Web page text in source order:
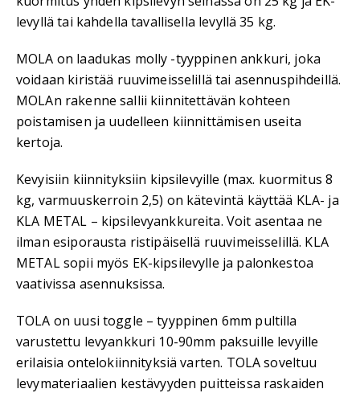
levyllä tai kahdella tavallisella levyllä 35 kg.
MOLA on laadukas molly -tyyppinen ankkuri, joka
voidaan kiristää ruuvimeisselillä tai asennuspihdeillä.
MOLAn rakenne sallii kiinnitettävän kohteen
poistamisen ja uudelleen kiinnittämisen useita
kertoja.
Kevyisiin kiinnityksiin kipsilevyille (max. kuormitus 8
kg, varmuuskerroin 2,5) on kätevintä käyttää KLA- ja
KLA METAL – kipsilevyankkureita. Voit asentaa ne
ilman esiporausta ristipäisellä ruuvimeisselillä. KLA
METAL sopii myös EK-kipsilevylle ja palonkestoa
vaativissa asennuksissa.
TOLA on uusi toggle – tyyppinen 6mm pultilla
varustettu levyankkuri 10-90mm paksuille levyille
erilaisia ontelokiinnityksiä varten. TOLA soveltuu
levymateriaalien kestävyyden puitteissa raskaiden